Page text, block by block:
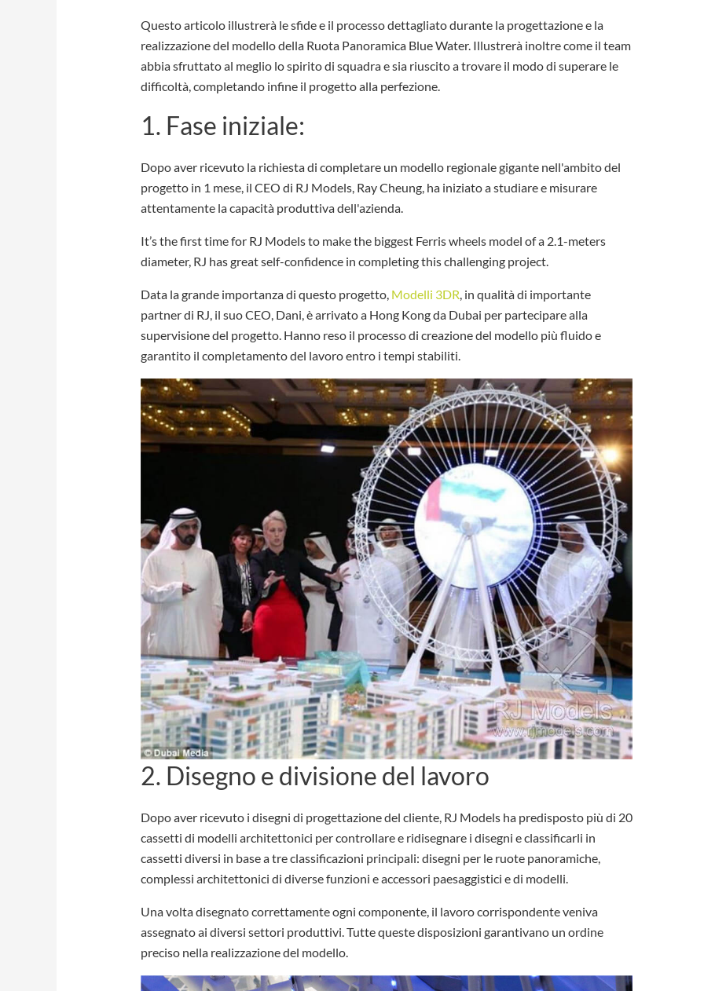
Questo articolo illustrerà le sfide e il processo dettagliato durante la progettazione e la
realizzazione del modello della Ruota Panoramica Blue Water. Illustrerà inoltre come il team
abbia sfruttato al meglio lo spirito di squadra e sia riuscito a trovare il modo di superare le
difficoltà, completando infine il progetto alla perfezione.
1. Fase iniziale:
Dopo aver ricevuto la richiesta di completare un modello regionale gigante nell'ambito del
progetto in 1 mese, il CEO di RJ Models, Ray Cheung, ha iniziato a studiare e misurare
attentamente la capacità produttiva dell'azienda.
It’s the first time for RJ Models to make the biggest Ferris wheels model of a 2.1-meters
diameter, RJ has great self-confidence in completing this challenging project.
Data la grande importanza di questo progetto, Modelli 3DR, in qualità di importante
partner di RJ, il suo CEO, Dani, è arrivato a Hong Kong da Dubai per partecipare alla
supervisione del progetto. Hanno reso il processo di creazione del modello più fluido e
garantito il completamento del lavoro entro i tempi stabiliti.
2. Disegno e divisione del lavoro
Dopo aver ricevuto i disegni di progettazione del cliente, RJ Models ha predisposto più di 20
cassetti di modelli architettonici per controllare e ridisegnare i disegni e classificarli in
cassetti diversi in base a tre classificazioni principali: disegni per le ruote panoramiche,
complessi architettonici di diverse funzioni e accessori paesaggistici e di modelli.
Una volta disegnato correttamente ogni componente, il lavoro corrispondente veniva
assegnato ai diversi settori produttivi. Tutte queste disposizioni garantivano un ordine
preciso nella realizzazione del modello.